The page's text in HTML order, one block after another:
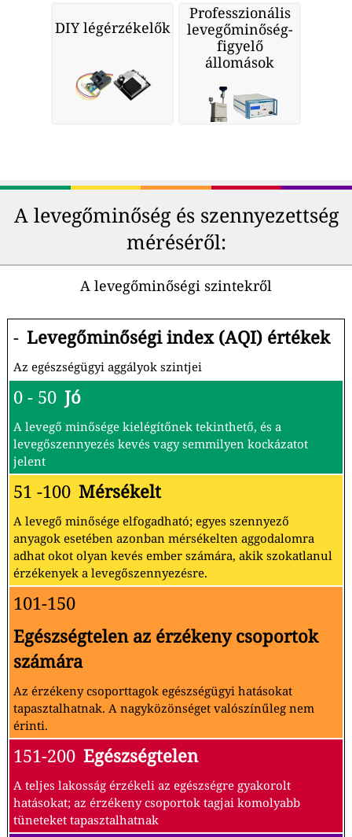
DIY légérzékelők
Professzionális
levegőminőség-
figyelő
állomások
A levegőminőség és szennyezettség
méréséről:
A levegőminőségi szintekről
- Levegőminőségi index (AQI) értékek
Az egészségügyi aggályok szintjei
0 - 50 Jó
A levegő minősége kielégítőnek tekinthető, és a
levegőszennyezés kevés vagy semmilyen kockázatot
jelent
51 -100 Mérsékelt
A levegő minősége elfogadható; egyes szennyező
anyagok esetében azonban mérsékelten aggodalomra
adhat okot olyan kevés ember számára, akik szokatlanul
érzékenyek a levegőszennyezésre.
101-150
Egészségtelen az érzékeny csoportok
számára
Az érzékeny csoporttagok egészségügyi hatásokat
tapasztalhatnak. A nagyközönséget valószínűleg nem
érinti.
151-200 Egészségtelen
A teljes lakosság érzékeli az egészségre gyakorolt
hatásokat; az érzékeny csoportok tagjai komolyabb
tüneteket tapasztalhatnak